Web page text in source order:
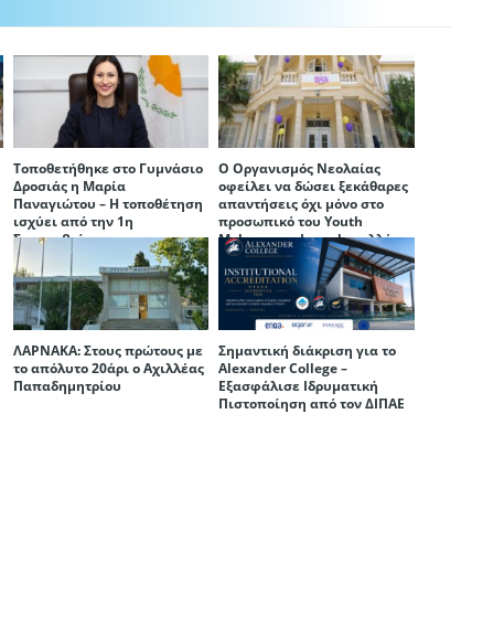
Τοποθετήθηκε στο Γυμνάσιο
Δροσιάς η Μαρία
Παναγιώτου – Η τοποθέτηση
ισχύει από την 1η
Σεπτεμβρίου
Ο Οργανισμός Νεολαίας
οφείλει να δώσει ξεκάθαρες
απαντήσεις όχι μόνο στο
προσωπικό του Youth
Makerspace Larnaka, αλλά
και στην ίδια την πόλη της
Λάρνακας
ΛΑΡΝΑΚΑ: Στους πρώτους με
το απόλυτο 20άρι ο Αχιλλέας
Παπαδημητρίου
Σημαντική διάκριση για το
Alexander College –
Εξασφάλισε Ιδρυματική
Πιστοποίηση από τον ΔΙΠΑΕ